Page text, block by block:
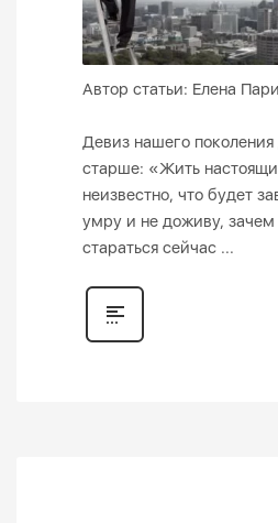
Автор статьи: Елена
Девиз нашего
старше: «Жить
неизвестно, что будет
умру и не доживу, зачем
стараться сейчас ...